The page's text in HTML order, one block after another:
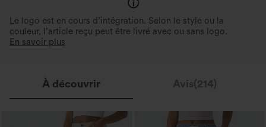
Le logo est en cours d’intégration. Selon le style ou la
couleur, l’article reçu peut être livré avec ou sans logo.
En savoir plus
À découvrir Avis(214)